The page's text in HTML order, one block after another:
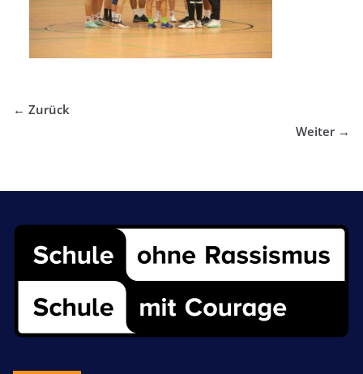
← Zurück
Weiter →